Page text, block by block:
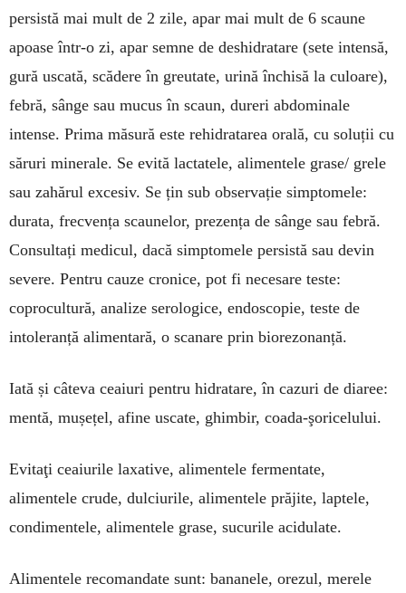
persistă mai mult de 2 zile, apar mai mult de 6 scaune
apoase într-o zi, apar semne de deshidratare (sete intensă,
gură uscată, scădere în greutate, urină închisă la culoare),
febră, sânge sau mucus în scaun, dureri abdominale
intense. Prima măsură este rehidratarea orală, cu soluții cu
săruri minerale. Se evită lactatele, alimentele grase/ grele
sau zahărul excesiv. Se țin sub observație simptomele:
durata, frecvența scaunelor, prezența de sânge sau febră.
Consultați medicul, dacă simptomele persistă sau devin
severe. Pentru cauze cronice, pot fi necesare teste:
coprocultură, analize serologice, endoscopie, teste de
intoleranță alimentară, o scanare prin biorezonanță.
Iată și câteva ceaiuri pentru hidratare, în cazuri de diaree:
mentă, mușețel, afine uscate, ghimbir, coada-şoricelului.
Evitaţi ceaiurile laxative, alimentele fermentate,
alimentele crude, dulciurile, alimentele prăjite, laptele,
condimentele, alimentele grase, sucurile acidulate.
Alimentele recomandate sunt: bananele, orezul, merele